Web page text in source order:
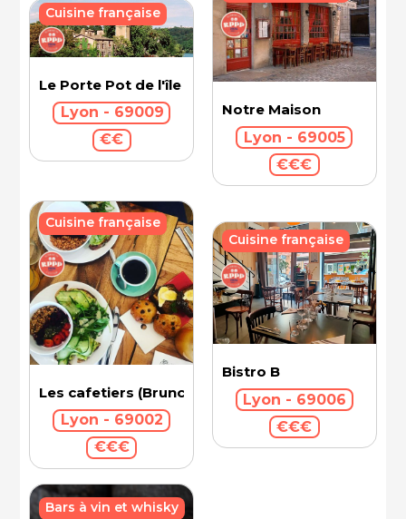
Le Porte Pot de l'île Barbe
Lyon - 69009
€€
Cuisine française
Notre Maison
Lyon - 69005
€€€
Les cafetiers (Brunch)
Lyon - 69002
€€€
Cuisine française
Bistro B
Lyon - 69006
€€€
Cuisine française
Bars à vin et whisky